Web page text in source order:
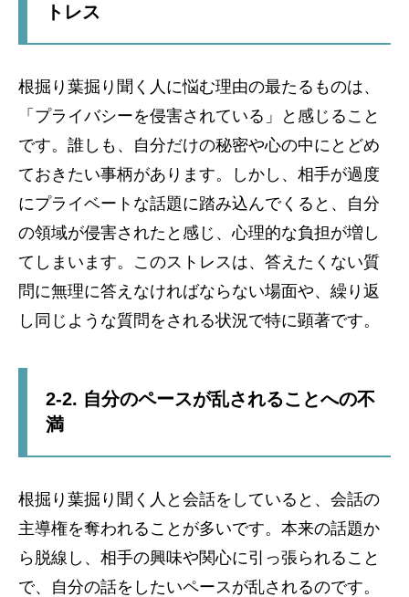
トレス
根掘り葉掘り聞く人に悩む理由の最たるものは、
「プライバシーを侵害されている」と感じること
です。誰しも、自分だけの秘密や心の中にとどめ
ておきたい事柄があります。しかし、相手が過度
にプライベートな話題に踏み込んでくると、自分
の領域が侵害されたと感じ、心理的な負担が増し
てしまいます。このストレスは、答えたくない質
問に無理に答えなければならない場面や、繰り返
し同じような質問をされる状況で特に顕著です。
2-2. 自分のペースが乱されることへの不
満
根掘り葉掘り聞く人と会話をしていると、会話の
主導権を奪われることが多いです。本来の話題か
ら脱線し、相手の興味や関心に引っ張られること
で、自分の話をしたいペースが乱されるのです。